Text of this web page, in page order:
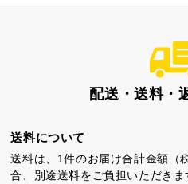
配送・送料・
送料について
送料は、1件のお届け合計金額（
合、別途送料をご負担いただきま